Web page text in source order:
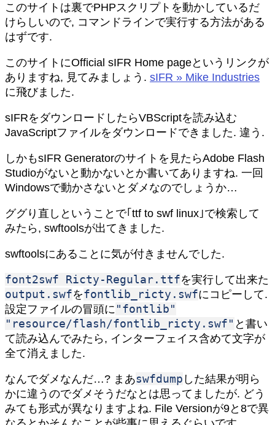
このサイトは裏でPHPスクリプトを動かしているだ
けらしいので, コマンドラインで実行する方法がある
はずです.
このサイトにOfficial sIFR Home pageというリンクが
ありますね, 見てみましょう. sIFR » Mike Industries
に飛びました.
sIFRをダウンロードしたらVBScriptを読み込む
JavaScriptファイルをダウンロードできました. 違う.
しかもsIFR Generatorのサイトを見たらAdobe Flash
Studioがないと動かないとか書いてありますね. 一回
Windowsで動かさないとダメなのでしょうか…
ググり直しということで｢ttf to swf linux｣で検索して
みたら, swftoolsが出てきました.
swftoolsにあることに気が付きませんでした.
font2swf Ricty-Regular.ttfを実行して出来た
output.swfをfontlib_ricty.swfにコピーして.
設定ファイルの冒頭に "fontlib"
"resource/flash/fontlib_ricty.swf" と書い
て読み込んでみたら, インターフェイス含めて文字が
全て消えました.
なんでダメなんだ…? まあswfdump した結果が明ら
かに違うのでダメそうだなとは思ってましたが. どう
みても形式が異なりますよね. File Versionが9と8で異